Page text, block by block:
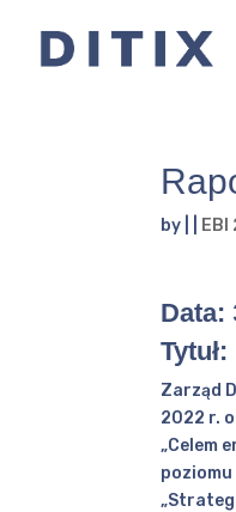
by
Data:
Zarząd
2022 r.
„Celem